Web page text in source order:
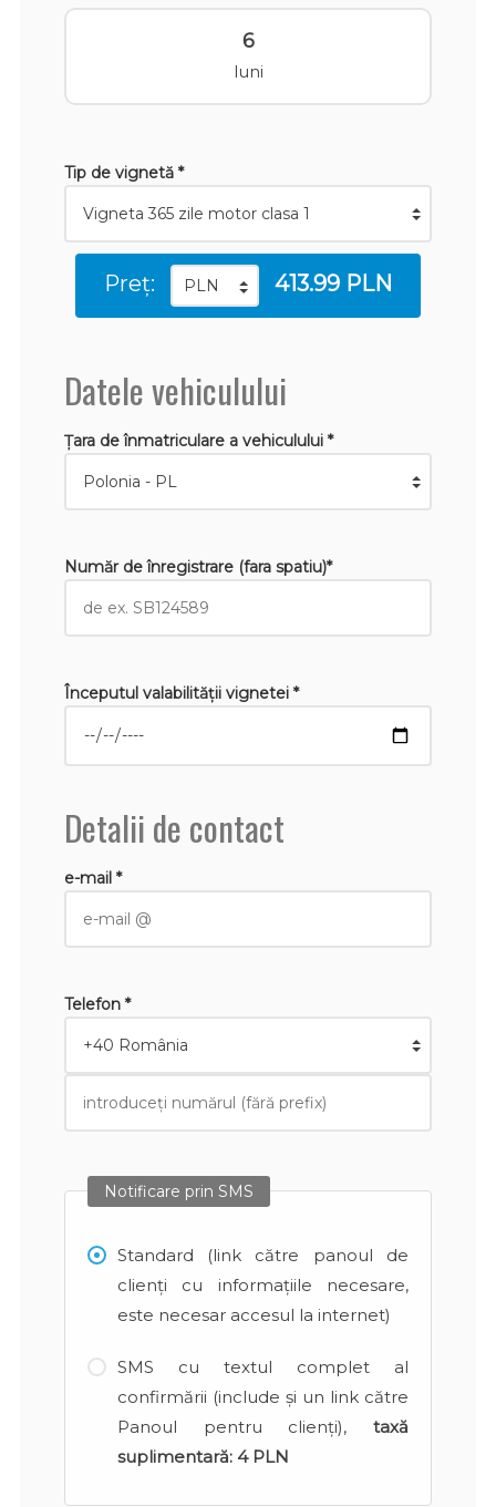
6
luni
Tip de vignetă *
Preț: 413.99 PLN
Datele vehiculului
Țara de înmatriculare a vehiculului *
Număr de înregistrare (fara spatiu)*
Începutul valabilităţii vignetei *
Detalii de contact
e-mail *
Telefon *
Notificare prin SMS
Standard (link către panoul de
clienți cu informațiile necesare,
este necesar accesul la internet)
SMS cu textul complet al
confirmării (include și un link către
Panoul pentru clienți), taxă
suplimentară: 4 PLN